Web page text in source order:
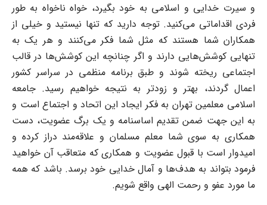
و سیرت خدایی و اسلامی به خود بگیرد، خواه ناخواه به طور
فردی اقداماتی می‌کنید. توجه دارید که تنها نیستید و خیلی از
همکاران شما هستند که مثل شما فکر می‌کنند و هر یک به
تنهایی کوشش‌هایی دارند و اگر چنانچه این کوشش‌ها در قالب
اجتماعی ریخته شوند و طبق برنامه منظمی در سراسر کشور
اعمال گردند، بهتر و زودتر به نتیجه خواهیم رسید. جامعه
اسلامی معلمین تهران به فکر ایجاد این اتحاد و اجتماع است و
به این جهت ضمن تقدیم اساسنامه و یک برگ عضویت، دست
همکاری به سوی شما معلم مسلمان و علاقه‌مند دراز کرده و
امیدوار است با قبول عضویت و همکاری که متعاقب آن خواهید
فرمود بتواند به هدف‌ها و آمال خدایی خود برسد. باشد که همه
ما مورد عفو و رحمت الهی واقع شویم.